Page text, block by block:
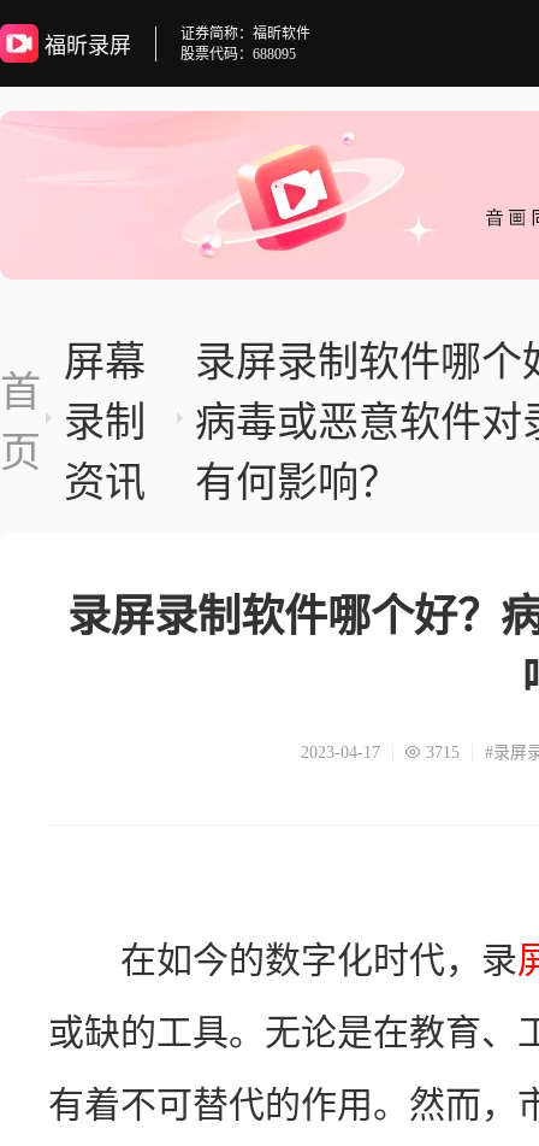
福昕录屏
证券简称：福昕软件
股票代码：688095
首
页
屏幕
录制
资讯
录屏录制软件哪个
病毒或恶意软件对
有何影响？
录屏录制软件哪个好？
2023-04-17 3715 #录屏
在如今的数字化时代，录
或缺的工具。无论是在教育、
有着不可替代的作用。然而，